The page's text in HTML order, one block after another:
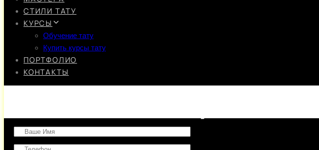
СТИЛИ ТАТУ
КУРСЫ
Обучение тату
Купить курсы тату
ПОРТФОЛИО
КОНТАКТЫ